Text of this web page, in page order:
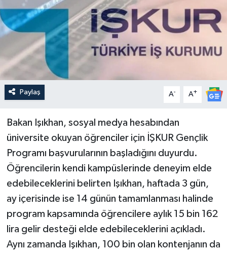
Paylaş A- A+
Bakan Işıkhan, sosyal medya hesabından
üniversite okuyan öğrenciler için İŞKUR Gençlik
Programı başvurularının başladığını duyurdu.
Öğrencilerin kendi kampüslerinde deneyim elde
edebileceklerini belirten Işıkhan, haftada 3 gün,
ay içerisinde ise 14 günün tamamlanması halinde
program kapsamında öğrencilere aylık 15 bin 162
lira gelir desteği elde edebileceklerini açıkladı.
Aynı zamanda Işıkhan, 100 bin olan kontenjanın da
Resmi İlan
Sağlık & Yaşam
Siyaset
Spor